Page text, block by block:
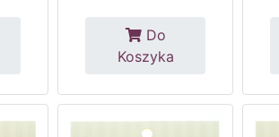
Do
Koszyka